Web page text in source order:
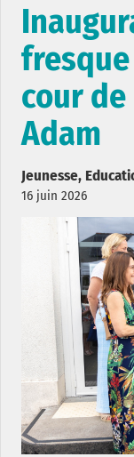
cour
Adam
Jeunesse,
16 juin 2026